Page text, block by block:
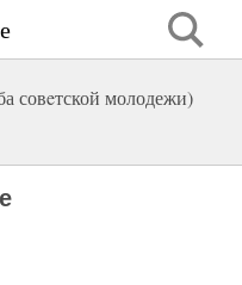
совeтской молодежи)